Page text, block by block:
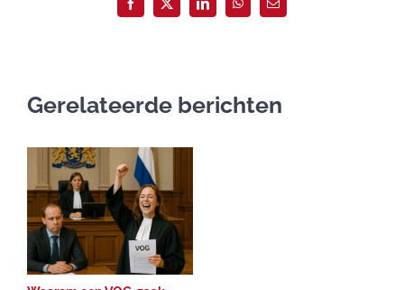
Facebook
X LinkedInWhatsApp
E-
mail
Gerelateerde berichten